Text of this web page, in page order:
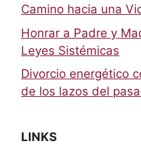
Camino hacia una
Honrar a Padre y
Leyes Sistémicas
Divorcio energético
de los lazos del
LINKS